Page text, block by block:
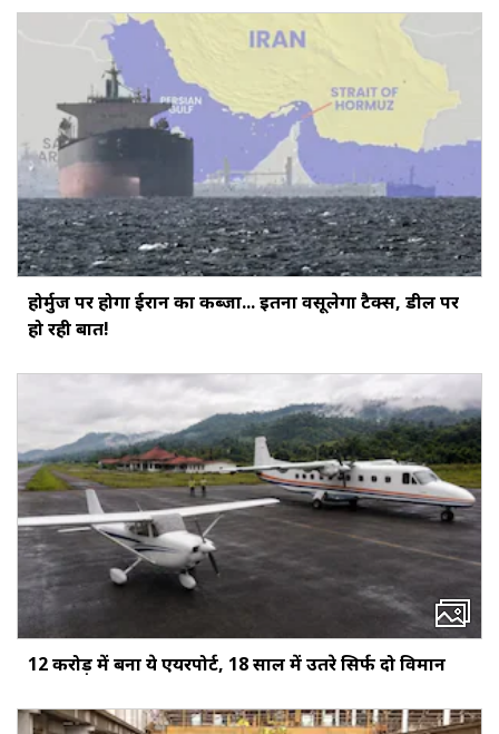
होर्मुज पर होगा ईरान का कब्जा... इतना वसूलेगा टैक्स, डील पर
हो रही बात!
12 करोड़ में बना ये एयरपोर्ट, 18 साल में उतरे सिर्फ दो विमान